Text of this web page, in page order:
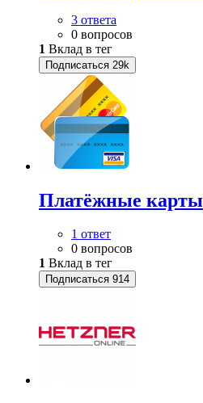
3 ответа
0 вопросов
1 Вклад в тег
Подписаться 29k
Платёжные карты
1 ответ
0 вопросов
1 Вклад в тег
Подписаться 914